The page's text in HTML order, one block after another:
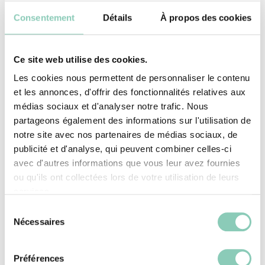
Consentement Détails À propos des cookies
Ce site web utilise des cookies.
Les cookies nous permettent de personnaliser le contenu
et les annonces, d'offrir des fonctionnalités relatives aux
médias sociaux et d'analyser notre trafic. Nous
partageons également des informations sur l'utilisation de
notre site avec nos partenaires de médias sociaux, de
publicité et d'analyse, qui peuvent combiner celles-ci
avec d'autres informations que vous leur avez fournies
ou qu'ils ont collectées lors de votre utilisation de leurs
Nécessaires
Préférences
Ein Insektenhotel kann jede von Ihnen
gewünschte Größe und Form haben. Die
massiven, unbehandelten Holzbrettern.
Der Schwarze Fuchs stellt Ihnen ein
Tutorial zur Verfügung, damit Sie dieses
kleine Haus selbst bauen können. Wenn
sie ein nicht ganz so begeisterter Bastler
sind, können Sie sich auch ein
Insektenhotel im Gartencenter kaufen!
Dieses Insektenhotel hat 6 Abteilungen,
heraus, welche Materialien je nach den